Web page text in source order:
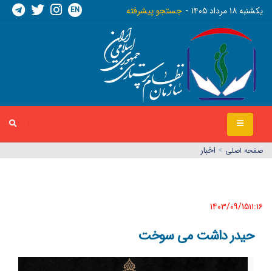
يکشنبه ١٨ مرداد ١٤٠٥ جستجو پیشرفته EN
صفحه اصلي > اخبار
1403/09/15١١:١٦
حیدر داشت می سوخت